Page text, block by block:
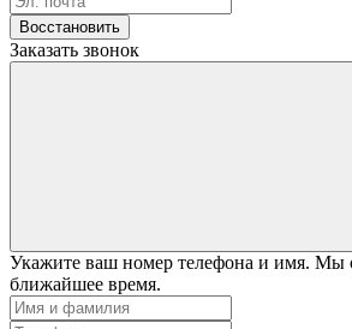
Восстановить
Заказать звонок
Укажите ваш номер телефона и имя. Мы
ближайшее время.